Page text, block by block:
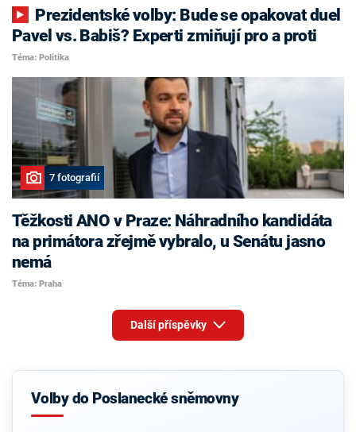
Pavel vs. Babiš? Experti zmiňují pro a proti
Téma: Politika
7 fotografií
Těžkosti ANO v Praze: Náhradního kandidáta
na primátora zřejmě vybralo, u Senátu jasno
nemá
Téma: Praha
Další příspěvky
Volby do Poslanecké sněmovny